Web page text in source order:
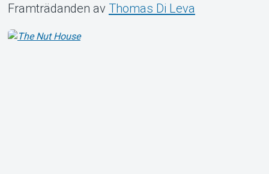
Framträdanden av Thomas Di Leva